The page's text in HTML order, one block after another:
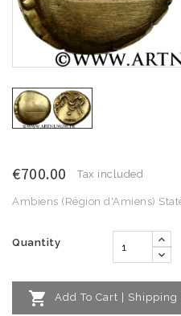
€700.00 Tax included
Ambiens (Région d'Amiens)
Quantity
 Add To Cart |